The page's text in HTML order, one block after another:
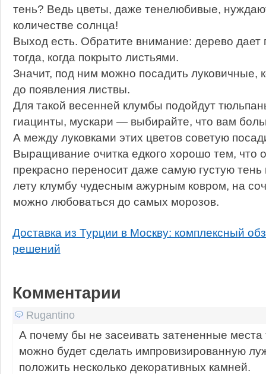
тень? Ведь цветы, даже тенелюбивые,
количестве солнца!
Выход есть. Обратите внимание: дерево дает
тогда, когда покрыто листьями.
Значит, под ним можно посадить луковичные,
до появления листвы.
Для такой весенней клумбы подойдут
гиацинты, мускари — выбирайте, что вам
А между луковками этих цветов советую
Выращивание очитка едкого хорошо тем, что
прекрасно переносит даже самую густую тень
лету клумбу чудесным ажурным ковром, на
можно любоваться до самых морозов.
Доставка из Турции в Москву: комплексный
решений
Комментарии
Rugantino
А почему бы не засеивать затененные
можно будет сделать импровизированную
положить несколько декоративных камней.